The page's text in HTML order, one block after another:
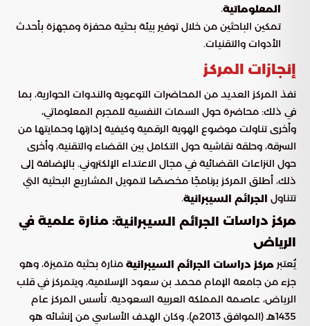
المعلوماتية.
تمكين الباحثين من خلال توفير بيئة بحثية محفزة ومجهزة بأحدث
الأدوات والتقنيات.
إنجازات المركز
نفذ المركز العديد من المحاضرات التوعوية والندوات الحوارية، بما
في ذلك: محاضرة حول السمات النفسية للمجرم المعلوماتي،
وأخرى تناولت موضوع الهوية الرقمية وكيفية إدارتها وحمايتها من
السرقة، وحلقة نقاشية حول التكامل بين القضاء والتقنية، وأخرى
حول النزاعات القضائية في مجال الاعتداء الإلكتروني. بالإضافة إلى
ذلك، أطلق المركز برنامجًا مخصصًا لتمويل المشاريع البحثية التي
تتناول الجرائم السيبرانية.
مركز دراسات الجرائم السيبرانية: منارة علمية في
الرياض
يُعتبر مركز دراسات الجرائم السيبرانية منارة بحثية متميزة، وهو
جزء من جامعة الإمام محمد بن سعود الإسلامية، ويتمركز في قلب
الرياض، عاصمة المملكة العربية السعودية. تأسس المركز عام
1435هـ (الموافق 2013م)، وكان الهدف الأساسي من إنشائه هو